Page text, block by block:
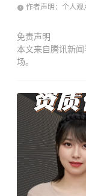
作者声明：个人观
免责声明
本文来自腾讯新
场。